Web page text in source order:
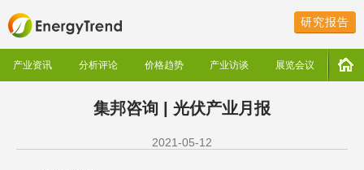
研究报告
产业资讯 分析评论 价格趋势 产业访谈 展览会议
集邦咨询 | 光伏产业月报
2021-05-12